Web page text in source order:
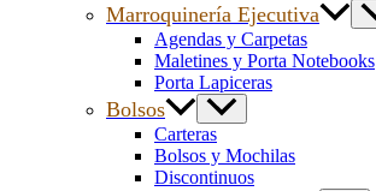
Marroquinería Ejecutiva
Agendas y Carpetas
Maletines y Porta Notebooks
Porta Lapiceras
Bolsos
Carteras
Bolsos y Mochilas
Discontinuos